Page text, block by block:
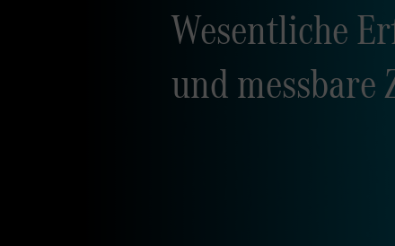
Wesentliche
und messbare